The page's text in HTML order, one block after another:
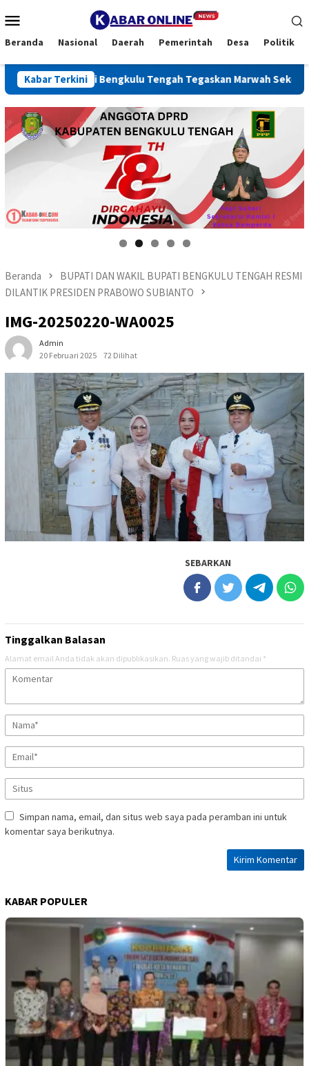
ke
Mobile
Beranda Nasional Daerah Pemerintah Desa Politik
Kabar Terkini
Bupati Bengkulu Tengah Tegaskan Marwah Sekolah
Beranda
BUPATI DAN WAKIL BUPATI BENGKULU TENGAH RESMI
DILANTIK PRESIDEN PRABOWO SUBIANTO
IMG-20250220-WA0025
Admin
20 Februari 2025
72 Dilihat
SEBARKAN
Tinggalkan Balasan
Alamat email Anda tidak akan dipublikasikan. Ruas yang wajib ditandai *
Simpan nama, email, dan situs web saya pada peramban ini untuk
komentar saya berikutnya.
KABAR POPULER